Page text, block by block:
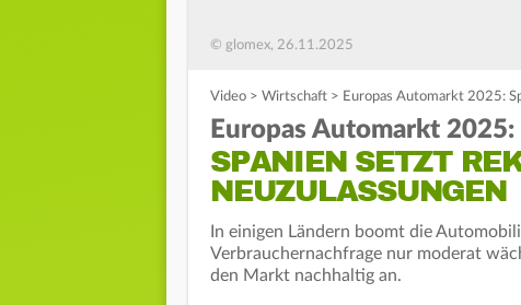
© glomex, 26.11.2025
Video > Wirtschaft > Europas Automarkt 2025:
Europas Automarkt 2025:
SPANIEN SETZT
NEUZULASSUNGEN
In einigen Ländern boomt die
Verbrauchernachfrage nur moderat
den Markt nachhaltig an.